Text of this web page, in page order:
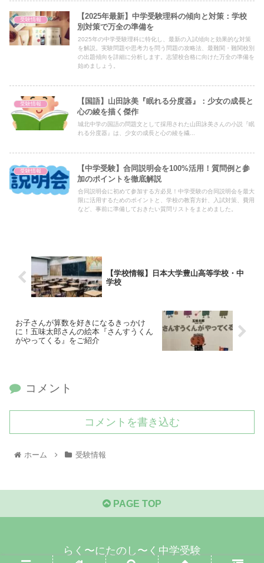
受験情報
【2025年最新】中学受験理科の傾向と対策：学校
別対策で万全の準備を
2025年の中学受験理科に特化し、最新の入試傾向と効果的な対策
を解説。実験問題や思考力を問う問題の攻略法、最難関・難関校別
の出題傾向を詳細に分析します。志望校合格に向けた万全の準備を
始めましょう。
受験情報
【国語】山田詠美『眠れる分度器』：少女の成長と
心の綾を描く傑作
城北中学の国語の問題文として採用された山田詠美さんの小説『眠
れる分度器』は、少女の成長と心の綾を繊...
受験情報
【中学受験】合同説明会を100%活用！質問例と参
加のポイントを徹底解説
合同説明会に初めて参加する方必見！中学受験の合同説明会を最大
限に活用するためのポイントと、学校の教育方針、入試対策、費用
など、事前に準備しておきたい質問リストをまとめました。
【学校情報】日本大学豊山高等学校・中
学校
お子さんが算数を好きになるきっかけ
に！五味太郎さんの絵本『さんすうくん
がやってくる』をご紹介
コメント
コメントを書き込む
ホーム 受験情報
PAGE TOP
らく〜にたのし〜く中学受験